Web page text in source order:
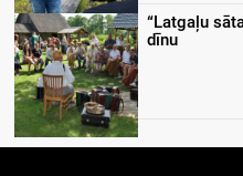
“Latgaļu
dīnu